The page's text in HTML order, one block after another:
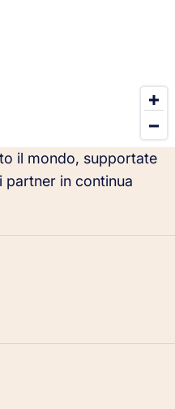
il mondo, supportate
partner in continua